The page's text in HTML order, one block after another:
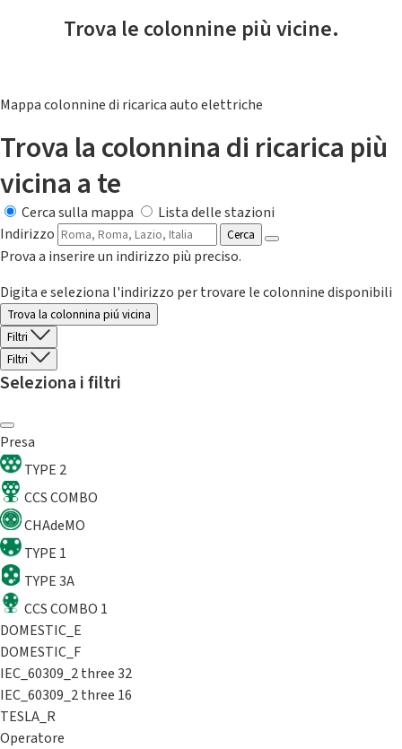
Trova le colonnine più vicine.
Mappa colonnine di ricarica auto elettriche
Trova la colonnina di ricarica più
vicina a te
Cerca sulla mappa
Lista delle stazioni
Indirizzo
Cerca
Prova a inserire un indirizzo più preciso.
Digita e seleziona l'indirizzo per trovare le colonnine disponibili
Trova la colonnina piú vicina
Filtri
Filtri
Seleziona i filtri
Presa
TYPE 2
CCS COMBO
CHAdeMO
TYPE 1
TYPE 3A
CCS COMBO 1
DOMESTIC_E
DOMESTIC_F
IEC_60309_2 three 32
IEC_60309_2 three 16
TESLA_R
Operatore